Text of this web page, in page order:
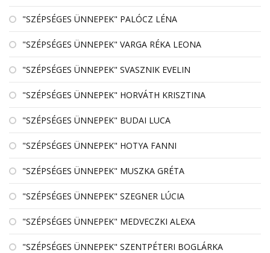
"SZÉPSÉGES ÜNNEPEK" PALÓCZ LÉNA
"SZÉPSÉGES ÜNNEPEK" VARGA RÉKA LEONA
"SZÉPSÉGES ÜNNEPEK" SVASZNIK EVELIN
"SZÉPSÉGES ÜNNEPEK" HORVÁTH KRISZTINA
"SZÉPSÉGES ÜNNEPEK" BUDAI LUCA
"SZÉPSÉGES ÜNNEPEK" HOTYA FANNI
"SZÉPSÉGES ÜNNEPEK" MUSZKA GRÉTA
"SZÉPSÉGES ÜNNEPEK" SZEGNER LÚCIA
"SZÉPSÉGES ÜNNEPEK" MEDVECZKI ALEXA
"SZÉPSÉGES ÜNNEPEK" SZENTPÉTERI BOGLÁRKA